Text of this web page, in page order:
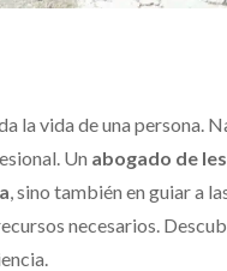
la vida de una persona.
Un abogado de
, sino también en guiar a
necesarios.